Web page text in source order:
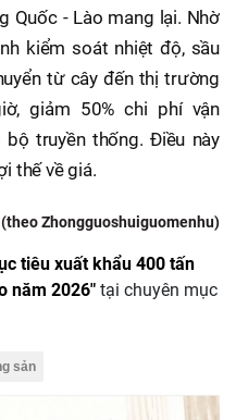
Quốc - Lào mang lại. Nhờ
kiểm soát nhiệt độ, sầu
từ cây đến thị trường
giảm 50% chi phí vận
truyền thống. Điều này
thế về giá.
Zhongguoshuiguomenhu)
tiêu xuất khẩu 400 tấn
năm 2026" tại chuyên mục
sản